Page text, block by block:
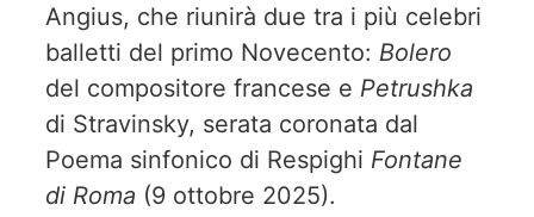
Angius, che riunirà due tra i più celebri
balletti del primo Novecento: Bolero
del compositore francese e Petrushka
di Stravinsky, serata coronata dal
Poema sinfonico di Respighi Fontane
di Roma (9 ottobre 2025).